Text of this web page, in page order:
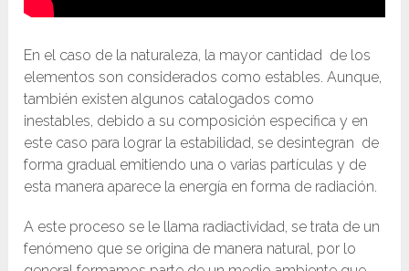
En el caso de la naturaleza, la mayor cantidad de los
elementos son considerados como estables. Aunque,
también existen algunos catalogados como
inestables, debido a su composición especifica y en
este caso para lograr la estabilidad, se desintegran de
forma gradual emitiendo una o varias partículas y de
esta manera aparece la energía en forma de radiación.
A este proceso se le llama radiactividad, se trata de un
fenómeno que se origina de manera natural, por lo